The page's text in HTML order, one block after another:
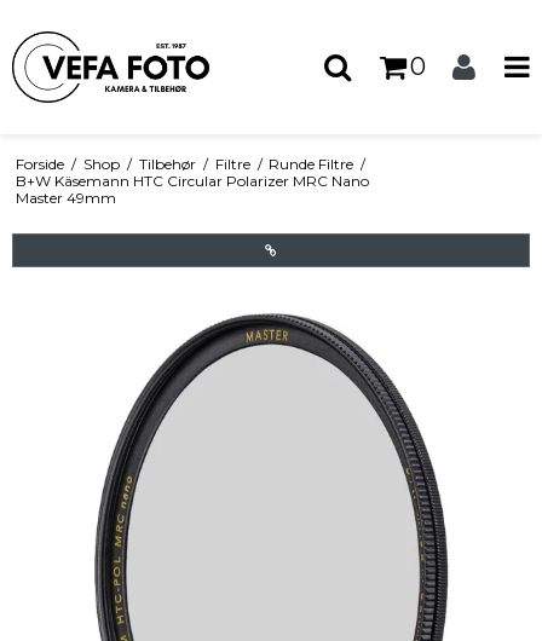
0
Forside / Shop / Tilbehør / Filtre / Runde Filtre /
B+W Käsemann HTC Circular Polarizer MRC Nano
Master 49mm